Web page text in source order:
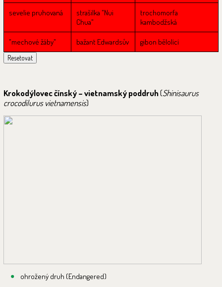
sevelie pruhovaná
strašilka "Nui
Chua"
trochomorfa
kambodžská
"mechové žáby" bažant Edwardsův gibon bělolící
Resetovat
Krokodýlovec čínský – vietnamský poddruh(Shinisaurus
crocodilurus vietnamensis)
ohrožený druh (Endangered)